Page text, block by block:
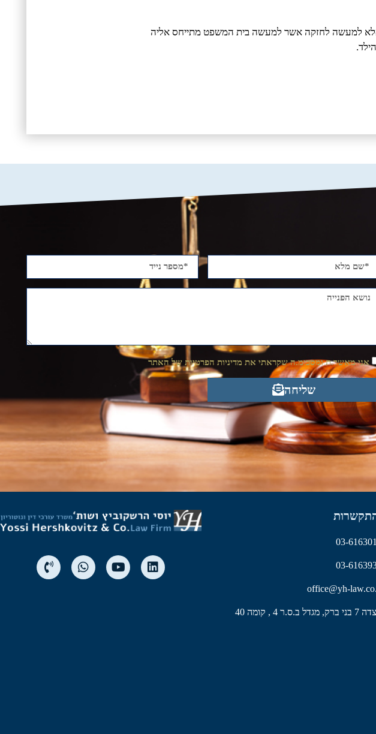
למעשה לחזקה אשר למעשה בית המשפט מתייחס אליה
אני מאשר.ת ומסכימ.ה שקראתי את מדיניות הפרטיות של האתר
שליחה
03-
03-
office@yh-
מגדל ב.ס.ר 4 , קומה 40